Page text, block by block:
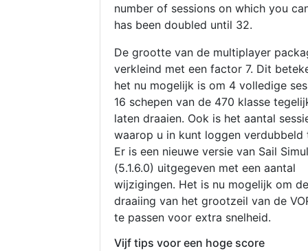
number of sessions on which you
has been doubled until 32.
De grootte van de multiplayer
verkleind met een factor 7. Dit
het nu mogelijk is om 4 volledige
16 schepen van de 470 klasse
laten draaien. Ook is het aantal
waarop u in kunt loggen verdubbeld
Er is een nieuwe versie van Sail
(5.1.6.0) uitgegeven met een aantal
wijzigingen. Het is nu mogelijk om de
draaiing van het grootzeil van de
te passen voor extra snelheid.
Vijf tips voor een hoge score